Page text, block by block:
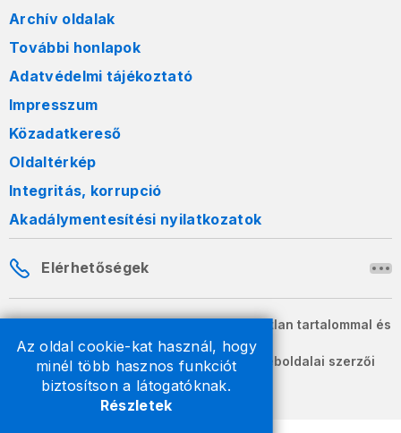
Az oldal cookie-kat használ, hogy
minél több hasznos funkciót
biztosítson a látogatóknak.
Részletek
Archív oldalak
További honlapok
Adatvédelmi tájékoztató
Impresszum
Közadatkereső
Oldaltérkép
Integritás, korrupció
Akadálymentesítési nyilatkozatok
Elérhetőségek
A honlapon szereplő információk változatlan tartalommal és
formában szabadon terjeszthetők.
2026 © A Nemzeti Adó- és Vámhivatal weboldalai szerzői
jogvédelem alatt állnak.